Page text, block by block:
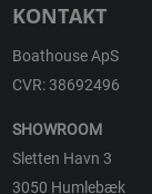
KONTAKT
Boathouse ApS
CVR: 38692496
SHOWROOM
Sletten Havn 3
3050 Humlebæk